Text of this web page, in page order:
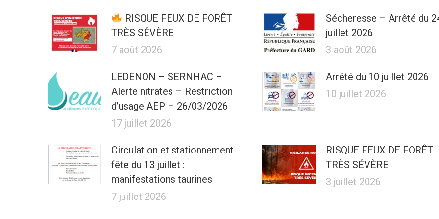
RISQUE FEUX DE FORÊT
TRÈS SÉVÈRE
7 août 2026
Sécheresse – Arrêté du
juillet 2026
3 août 2026
LEDENON – SERNHAC –
Alerte nitrates – Restriction
d’usage AEP – 26/03/2026
17 juillet 2026
Arrêté du 10 juillet 2026
10 juillet 2026
Circulation et stationnement
fête du 13 juillet :
manifestations taurines
7 juillet 2026
RISQUE FEUX DE FORÊT
TRÈS SÉVÈRE
3 juillet 2026